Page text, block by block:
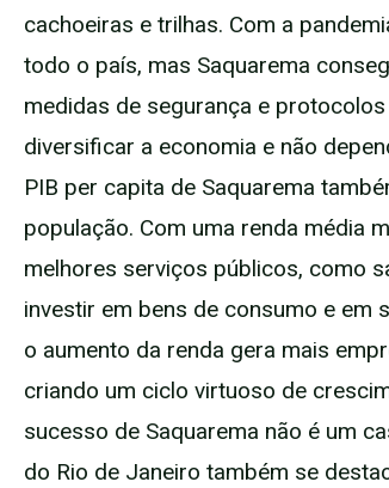
cachoeiras e trilhas. Com a
todo o país, mas Saquarema
medidas de segurança e
diversificar a economia e não
PIB per capita de Saquarema
população. Com uma renda média
melhores serviços públicos, como
investir em bens de consumo e em
o aumento da renda gera mais
criando um ciclo virtuoso de
sucesso de Saquarema não é um
do Rio de Janeiro também se